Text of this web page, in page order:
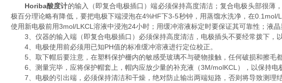
Horiba酸度计的输入（即复合电极插口）端必须保持高度清洁；复合电极头部很薄
极百分理论略有降低，要把电极下端浸泡在4%HF下3-5秒钟，用蒸馏水洗净，在
使用新电极前用3mol/LKCL溶液中浸泡24小时；用缓冲溶液标定时要保证其可靠性；液
3、仪器的输入端（即复合电极插口）必须保持高度清洁，电极插头不要经常拨下，以
4、电极使用前必须用已知PH值的标准缓冲溶液进行定位校正。
5、取下帽后要注意，在塑料保护栅内的敏感受玻璃不与硬物接触，任何破损和擦毛都
6、测量完毕，应将保护帽套上，帽内应放少量的补充液（3M/molKCL），以保持电
7、电极的引出端，必须保持清洁和干燥，绝对防止输出两端短路，否则将导致测理结